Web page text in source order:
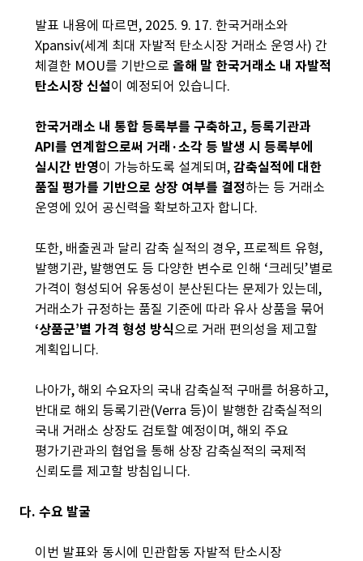
발표 내용에 따르면, 2025. 9. 17. 한국거래소와
Xpansiv(세계 최대 자발적 탄소시장 거래소 운영사) 간
체결한 MOU를 기반으로올해 말 한국거래소 내 자발적
탄소시장 신설이 예정되어 있습니다.
한국거래소 내 통합 등록부를 구축하고, 등록기관과
API를 연계함으로써 거래·소각 등 발생 시 등록부에
실시간 반영이 가능하도록 설계되며,감축실적에 대한
품질 평가를 기반으로 상장 여부를 결정하는 등 거래소
운영에 있어 공신력을 확보하고자 합니다.
또한, 배출권과 달리 감축 실적의 경우, 프로젝트 유형,
발행기관, 발행연도 등 다양한 변수로 인해 ‘크레딧’별로
가격이 형성되어 유동성이 분산된다는 문제가 있는데,
거래소가 규정하는 품질 기준에 따라 유사 상품을 묶어
‘상품군’별 가격 형성 방식으로 거래 편의성을 제고할
계획입니다.
나아가, 해외 수요자의 국내 감축실적 구매를 허용하고,
반대로 해외 등록기관(Verra 등)이 발행한 감축실적의
국내 거래소 상장도 검토할 예정이며, 해외 주요
평가기관과의 협업을 통해 상장 감축실적의 국제적
신뢰도를 제고할 방침입니다.
다. 수요 발굴
이번 발표와 동시에 민관합동 자발적 탄소시장